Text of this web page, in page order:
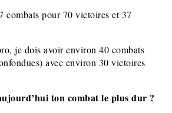
combats pour 70 victoires et 37
je dois avoir environ 40 combats
avec environ 30 victoires
ton combat le plus dur ?